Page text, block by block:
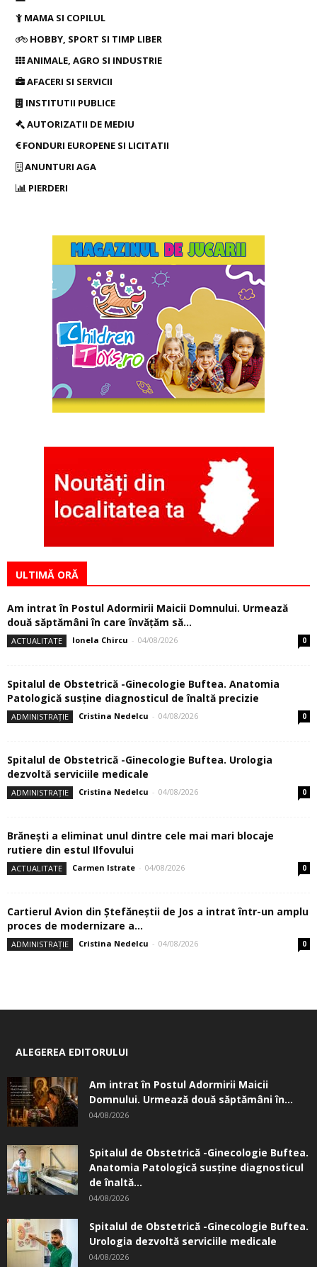
MAMA SI COPILUL
HOBBY, SPORT SI TIMP LIBER
ANIMALE, AGRO SI INDUSTRIE
AFACERI SI SERVICII
INSTITUTII PUBLICE
AUTORIZATII DE MEDIU
FONDURI EUROPENE SI LICITATII
ANUNTURI AGA
PIERDERI
ULTIMĂ ORĂ
Am intrat în Postul Adormirii Maicii Domnului. Urmează
două săptămâni în care învăţăm să...
ACTUALITATE Ionela Chircu - 04/08/2026 0
Spitalul de Obstetrică -Ginecologie Buftea. Anatomia
Patologică susţine diagnosticul de înaltă precizie
ADMINISTRAȚIE Cristina Nedelcu - 04/08/2026 0
Spitalul de Obstetrică -Ginecologie Buftea. Urologia
dezvoltă serviciile medicale
ADMINISTRAȚIE Cristina Nedelcu - 04/08/2026 0
Brănești a eliminat unul dintre cele mai mari blocaje
rutiere din estul Ilfovului
ACTUALITATE Carmen Istrate - 04/08/2026 0
Cartierul Avion din Ştefăneştii de Jos a intrat într-un amplu
proces de modernizare a...
ADMINISTRAȚIE Cristina Nedelcu - 04/08/2026 0
ALEGEREA EDITORULUI
Am intrat în Postul Adormirii Maicii
Domnului. Urmează două săptămâni în...
04/08/2026
Spitalul de Obstetrică -Ginecologie Buftea.
Anatomia Patologică susţine diagnosticul
de înaltă...
04/08/2026
Spitalul de Obstetrică -Ginecologie Buftea.
Urologia dezvoltă serviciile medicale
04/08/2026